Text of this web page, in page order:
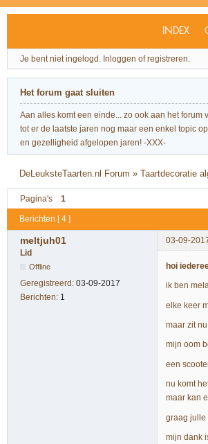
INDEX
Je bent niet ingelogd. Inloggen of registreren.
Het forum gaat sluiten
Aan alles komt een einde... zo ook aan het
tot er de laatste jaren nog maar een enkel topic
en gezelligheid afgelopen jaren! -XXX-
DeLeuksteTaarten.nl Forum »Taartdecoratie
Pagina's 1
Berichten [ 4 ]
meltjuh01
03-09-
Lid
Offline
Geregistreerd: 03-09-2017
Berichten: 1
hoi
ik ben
elke keer
maar zit
mijn oom
een
nu komt
maar kan
graag julle
mijn dank